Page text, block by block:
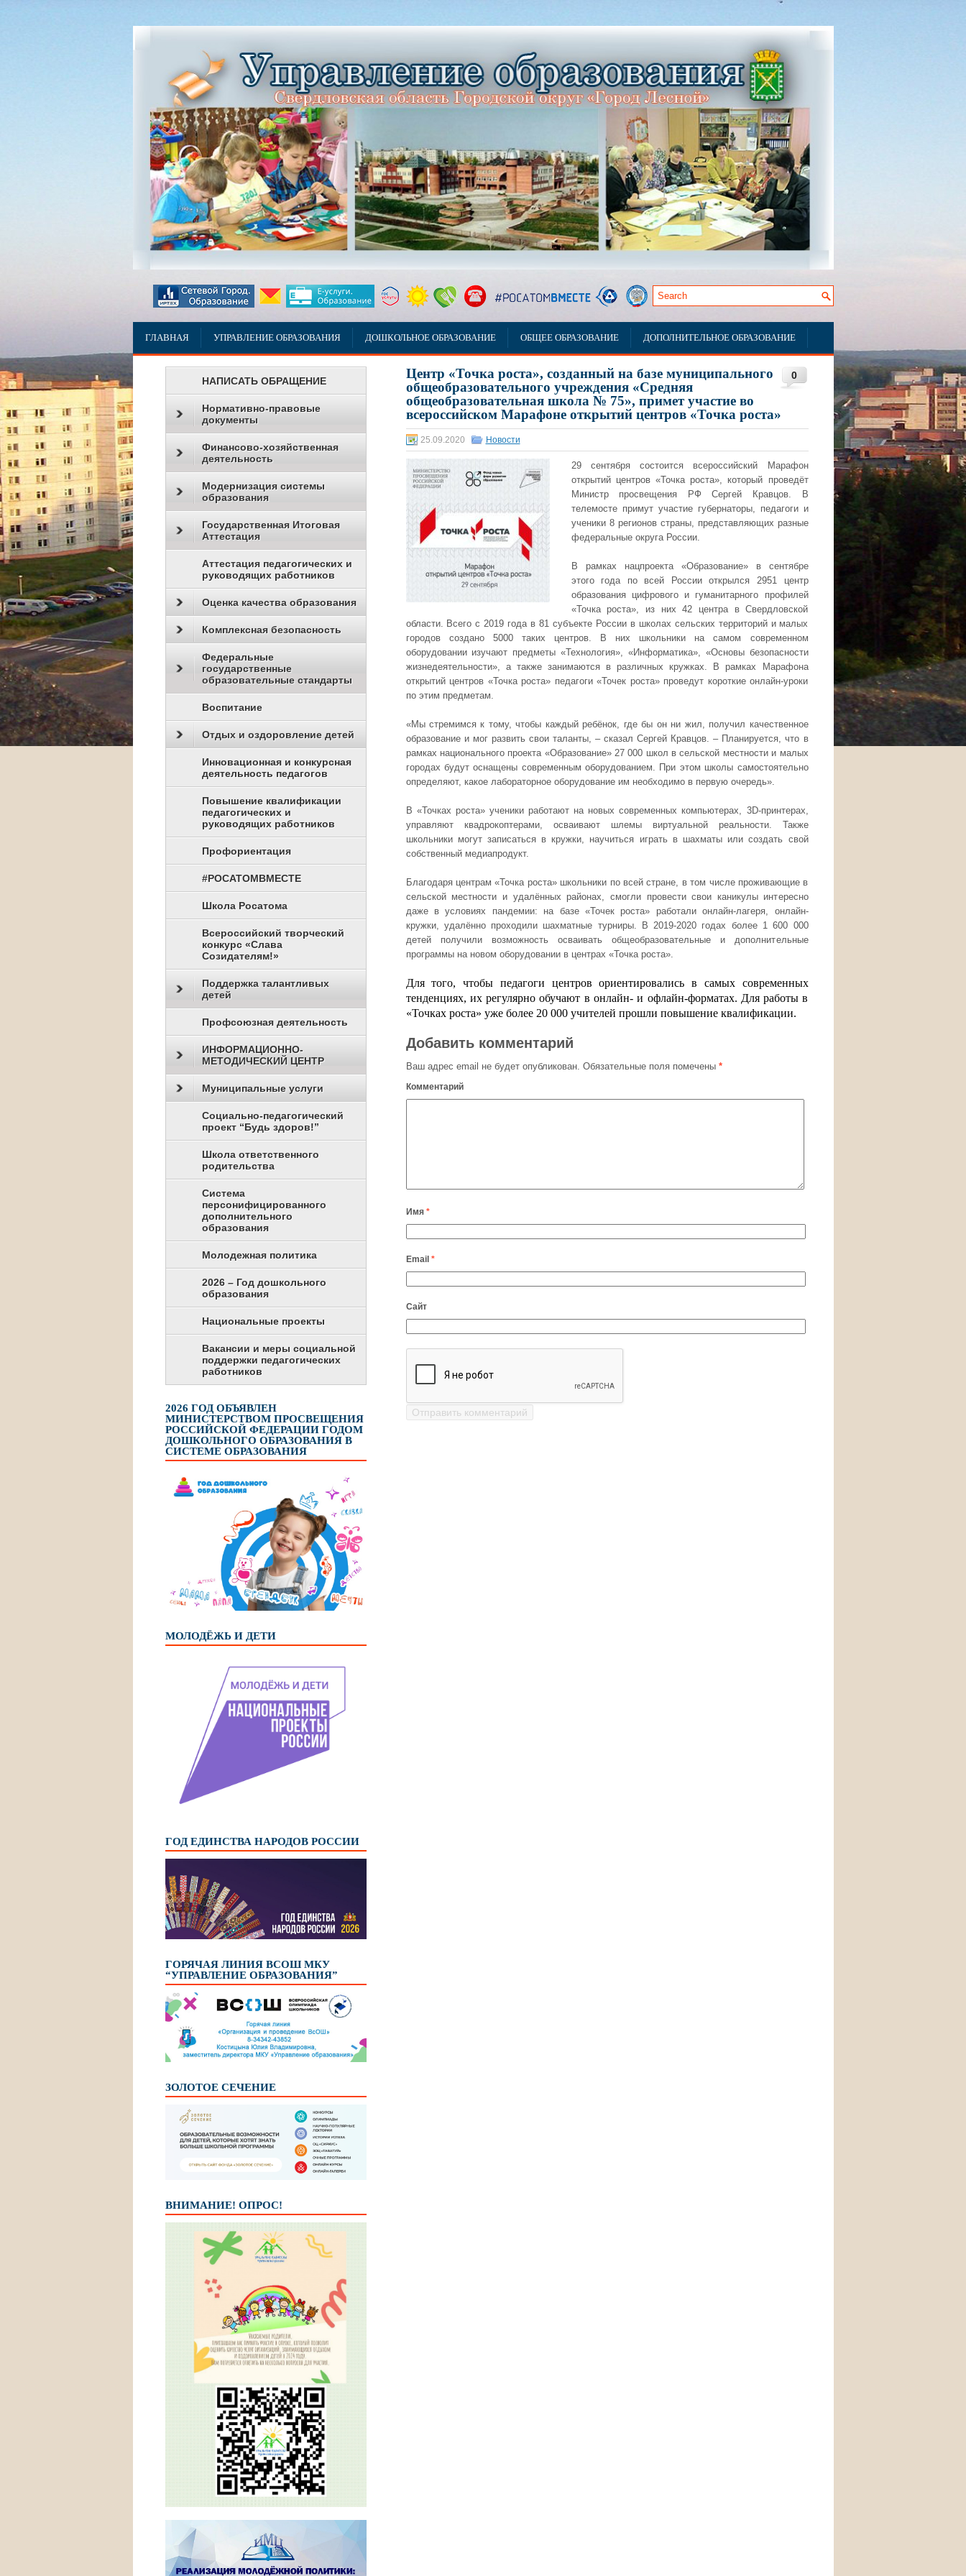
ГЛАВНАЯ УПРАВЛЕНИЕ ОБРАЗОВАНИЯ ДОШКОЛЬНОЕ ОБРАЗОВАНИЕ ОБЩЕЕ ОБРАЗОВАНИЕ ДОПОЛНИТЕЛЬНОЕ ОБРАЗОВАНИЕ
0
Центр «Точка роста», созданный на базе муниципального
общеобразовательного учреждения «Средняя
общеобразовательная школа № 75», примет участие во
всероссийском Марафоне открытий центров «Точка роста»
25.09.2020 Новости
29 сентября состоится всероссийский Марафон
открытий центров «Точка роста», который проведёт
Министр просвещения РФ Сергей Кравцов. В
телемосте примут участие губернаторы, педагоги и
ученики 8 регионов страны, представляющих разные
федеральные округа России.
В рамках нацпроекта «Образование» в сентябре
этого года по всей России открылся 2951 центр
образования цифрового и гуманитарного профилей
«Точка роста», из них 42 центра в Свердловской
области. Всего с 2019 года в 81 субъекте России в школах сельских территорий и малых
городов создано 5000 таких центров. В них школьники на самом современном
оборудовании изучают предметы «Технология», «Информатика», «Основы безопасности
жизнедеятельности», а также занимаются в различных кружках. В рамках Марафона
открытий центров «Точка роста» педагоги «Точек роста» проведут короткие онлайн-уроки
по этим предметам.
«Мы стремимся к тому, чтобы каждый ребёнок, где бы он ни жил, получил качественное
образование и мог развить свои таланты, – сказал Сергей Кравцов. – Планируется, что в
рамках национального проекта «Образование» 27 000 школ в сельской местности и малых
городах будут оснащены современным оборудованием. При этом школы самостоятельно
определяют, какое лабораторное оборудование им необходимо в первую очередь».
В «Точках роста» ученики работают на новых современных компьютерах, 3D-принтерах,
управляют квадрокоптерами, осваивают шлемы виртуальной реальности. Также
школьники могут записаться в кружки, научиться играть в шахматы или создать свой
собственный медиапродукт.
Благодаря центрам «Точка роста» школьники по всей стране, в том числе проживающие в
сельской местности и удалённых районах, смогли провести свои каникулы интересно
даже в условиях пандемии: на базе «Точек роста» работали онлайн-лагеря, онлайн-
кружки, удалённо проходили шахматные турниры. В 2019-2020 годах более 1 600 000
детей получили возможность осваивать общеобразовательные и дополнительные
программы на новом оборудовании в центрах «Точка роста».
Для того, чтобы педагоги центров ориентировались в самых современных
тенденциях, их регулярно обучают в онлайн- и офлайн-форматах. Для работы в
«Точках роста» уже более 20 000 учителей прошли повышение квалификации.
Добавить комментарий
Ваш адрес email не будет опубликован. Обязательные поля помечены *
Комментарий
Имя *
Email *
Сайт
НАПИСАТЬ ОБРАЩЕНИЕ
Нормативно-правовые
документы
Финансово-хозяйственная
деятельность
Модернизация системы
образования
Государственная Итоговая
Аттестация
Аттестация педагогических и
руководящих работников
Оценка качества образования
Комплексная безопасность
Федеральные
государственные
образовательные стандарты
Воспитание
Отдых и оздоровление детей
Инновационная и конкурсная
деятельность педагогов
Повышение квалификации
педагогических и
руководящих работников
Профориентация
#РОСАТОМВМЕСТЕ
Школа Росатома
Всероссийский творческий
конкурс «Слава
Созидателям!»
Поддержка талантливых
детей
Профсоюзная деятельность
ИНФОРМАЦИОННО-
МЕТОДИЧЕСКИЙ ЦЕНТР
Муниципальные услуги
Социально-педагогический
проект “Будь здоров!”
Школа ответственного
родительства
Система
персонифицированного
дополнительного
образования
Молодежная политика
2026 – Год дошкольного
образования
Национальные проекты
Вакансии и меры социальной
поддержки педагогических
работников
2026 ГОД ОБЪЯВЛЕН
МИНИСТЕРСТВОМ ПРОСВЕЩЕНИЯ
РОССИЙСКОЙ ФЕДЕРАЦИИ ГОДОМ
ДОШКОЛЬНОГО ОБРАЗОВАНИЯ В
СИСТЕМЕ ОБРАЗОВАНИЯ
МОЛОДЁЖЬ И ДЕТИ
ГОД ЕДИНСТВА НАРОДОВ РОССИИ
ГОРЯЧАЯ ЛИНИЯ ВСОШ МКУ
“УПРАВЛЕНИЕ ОБРАЗОВАНИЯ”
ЗОЛОТОЕ СЕЧЕНИЕ
ВНИМАНИЕ! ОПРОС!